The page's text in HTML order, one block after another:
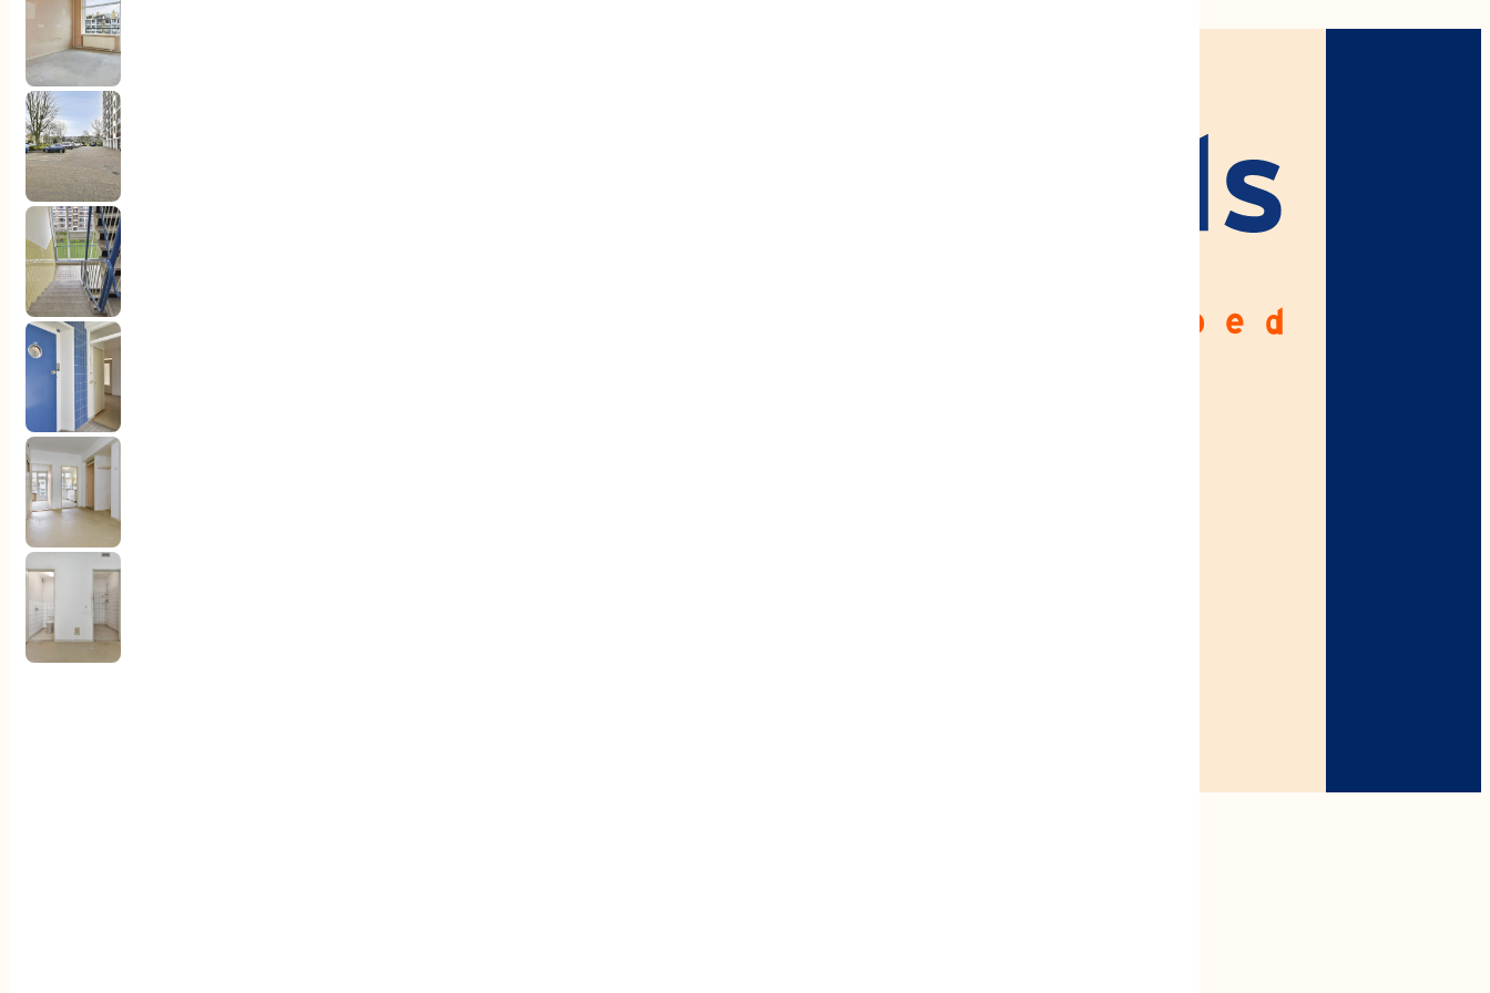
Ga naar hoofdinhoud
Woningaanbod
Aankoop
Verkoop
Diensten
Over ons
Klantenervaringen
Documenten
Contact
Woningaanbod
Aankoop
Verkoop